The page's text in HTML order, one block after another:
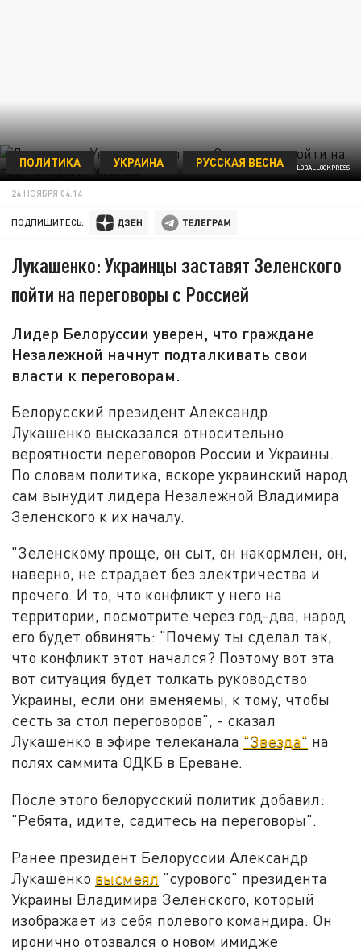
KREMLIN POOL/GLOBALLOOKPRESS
ПОЛИТИКА УКРАИНА РУССКАЯ ВЕСНА
24 НОЯБРЯ 04:14
ПОДПИШИТЕСЬ:
Лукашенко: Украинцы заставят Зеленского
пойти на переговоры с Россией
Лидер Белоруссии уверен, что граждане
Незалежной начнут подталкивать свои
власти к переговорам.
Белорусский президент Александр
Лукашенко высказался относительно
вероятности переговоров России и Украины.
По словам политика, вскоре украинский народ
сам вынудит лидера Незалежной Владимира
Зеленского к их началу.
"Зеленскому проще, он сыт, он накормлен, он,
наверно, не страдает без электричества и
прочего. И то, что конфликт у него на
территории, посмотрите через год-два, народ
его будет обвинять: "Почему ты сделал так,
что конфликт этот начался? Поэтому вот эта
вот ситуация будет толкать руководство
Украины, если они вменяемы, к тому, чтобы
сесть за стол переговоров", - сказал
Лукашенко в эфире телеканала "Звезда" на
полях саммита ОДКБ в Ереване.
После этого белорусский политик добавил:
"Ребята, идите, садитесь на переговоры".
Ранее президент Белоруссии Александр
Лукашенко высмеял "сурового" президента
Украины Владимира Зеленского, который
изображает из себя полевого командира. Он
иронично отозвался о новом имидже